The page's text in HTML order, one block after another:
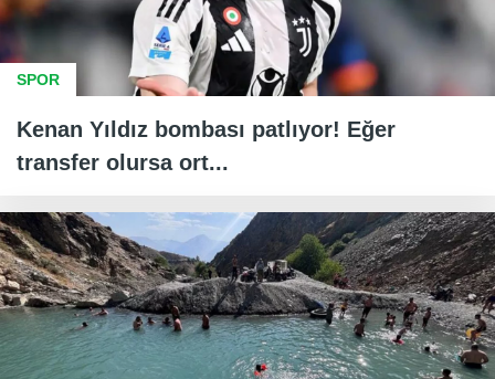
SPOR
Kenan Yıldız bombası patlıyor! Eğer
transfer olursa ort...